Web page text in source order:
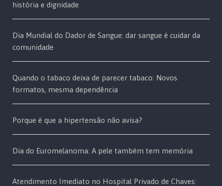
história e dignidade
Dia Mundial do Dador de Sangue: dar sangue é cuidar da
comunidade
Quando o tabaco deixa de parecer tabaco: Novos
formatos, mesma dependência
Porque é que a hipertensão não avisa?
Dia do Euromelanoma: A pele também tem memória
Atendimento Imediato no Hospital Privado de Chaves: